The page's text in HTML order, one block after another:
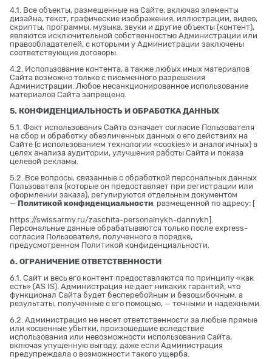
4.1. Все объекты, размещенные на Сайте, включая элементы
дизайна, текст, графические изображения, иллюстрации, видео,
скрипты, программы, музыка, звуки и другие объекты (контент),
являются исключительной собственностью Администрации или
правообладателей, с которыми у Администрации заключены
соответствующие договоры.
4.2. Использование контента, а также любых иных материалов
Сайта возможно только с письменного разрешения
Администрации. Любое несанкционированное использование
материалов Сайта запрещено.
5. КОНФИДЕНЦИАЛЬНОСТЬ И ОБРАБОТКА ДАННЫХ
5.1. Факт использования Сайта означает согласие Пользователя
на сбор и обработку обезличенных данных о его действиях на
Сайте (с использованием технологии «cookies» и аналогичных) в
целях анализа аудитории, улучшения работы Сайта и показа
целевой рекламы.
5.2. Все вопросы, связанные с обработкой персональных данных
Пользователя (которые он предоставляет при регистрации или
оформлении заказа), регулируются отдельным документом
— Политикой конфиденциальности, размещенной по адресу: [
https://swissarmy.ru/zaschita-personalnykh-dannykh].
Персональные данные обрабатываются только после express-
согласия Пользователя, полученного в порядке,
предусмотренном Политикой конфиденциальности.
6. ОГРАНИЧЕНИЕ ОТВЕТСТВЕННОСТИ
6.1. Сайт и весь его контент предоставляются по принципу «как
есть» (AS IS). Администрация не дает никаких гарантий, что
функционал Сайта будет бесперебойным и безошибочным, а
результаты, полученные с его помощью, — точными и надежными.
6.2. Администрация не несет ответственности за любые прямые
или косвенные убытки, произошедшие вследствие
использования или невозможности использования Сайта,
включая упущенную выгоду, даже если Администрация
предупреждала о возможности такого ущерба.